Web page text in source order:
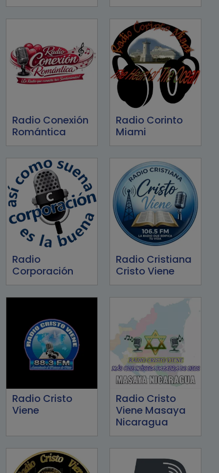
Radio Conexión
Romántica
Radio Corinto
Miami
Radio
Corporación
Radio Cristiana
Cristo Viene
Radio Cristo
Viene
Radio Cristo
Viene Masaya
Nicaragua